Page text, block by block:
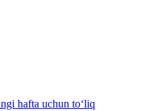
hafta uchun to‘liq